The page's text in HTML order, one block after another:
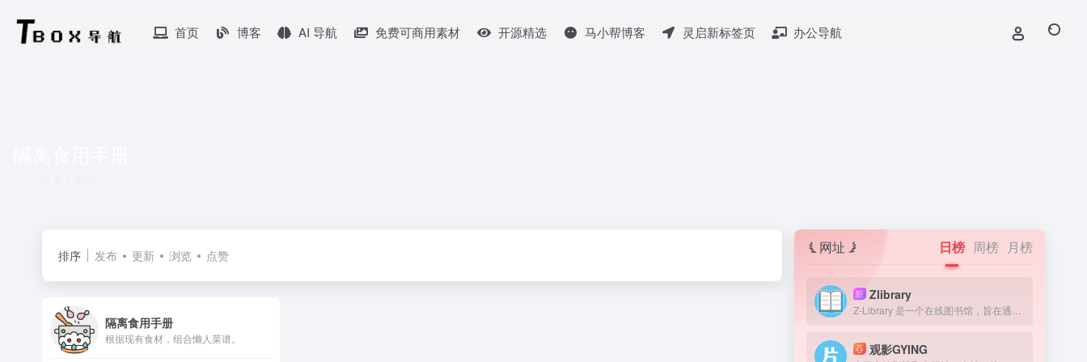
首页 博客 AI 导航 免费可商用素材 开源精选 马小帮博客 灵启新标签页 办公导航
排序 发布 更新 浏览 点赞
隔离食用手册
根据现有食材，组合懒人菜谱。
网址 日榜 周榜 月榜
新 Zlibrary
观影GYING